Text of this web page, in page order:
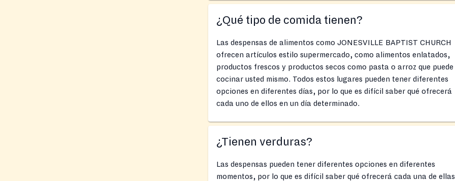
¿Qué tipo de comida tienen?
Las despensas de alimentos como JONESVILLE BAPTIST CHURCH
ofrecen artículos estilo supermercado, como alimentos enlatados,
productos frescos y productos secos como pasta o arroz que puede
cocinar usted mismo. Todos estos lugares pueden tener diferentes
opciones en diferentes días, por lo que es difícil saber qué ofrecerá
cada uno de ellos en un día determinado.
¿Tienen verduras?
Las despensas pueden tener diferentes opciones en diferentes
momentos, por lo que es difícil saber qué ofrecerá cada una de